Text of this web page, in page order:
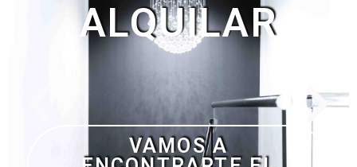
.
SIN DEPÓSITO Y SIN
TENER QUE PAGAR
NADA SI NO
ENCONTRAMOS LA
CASA DE SUS SUEÑOS